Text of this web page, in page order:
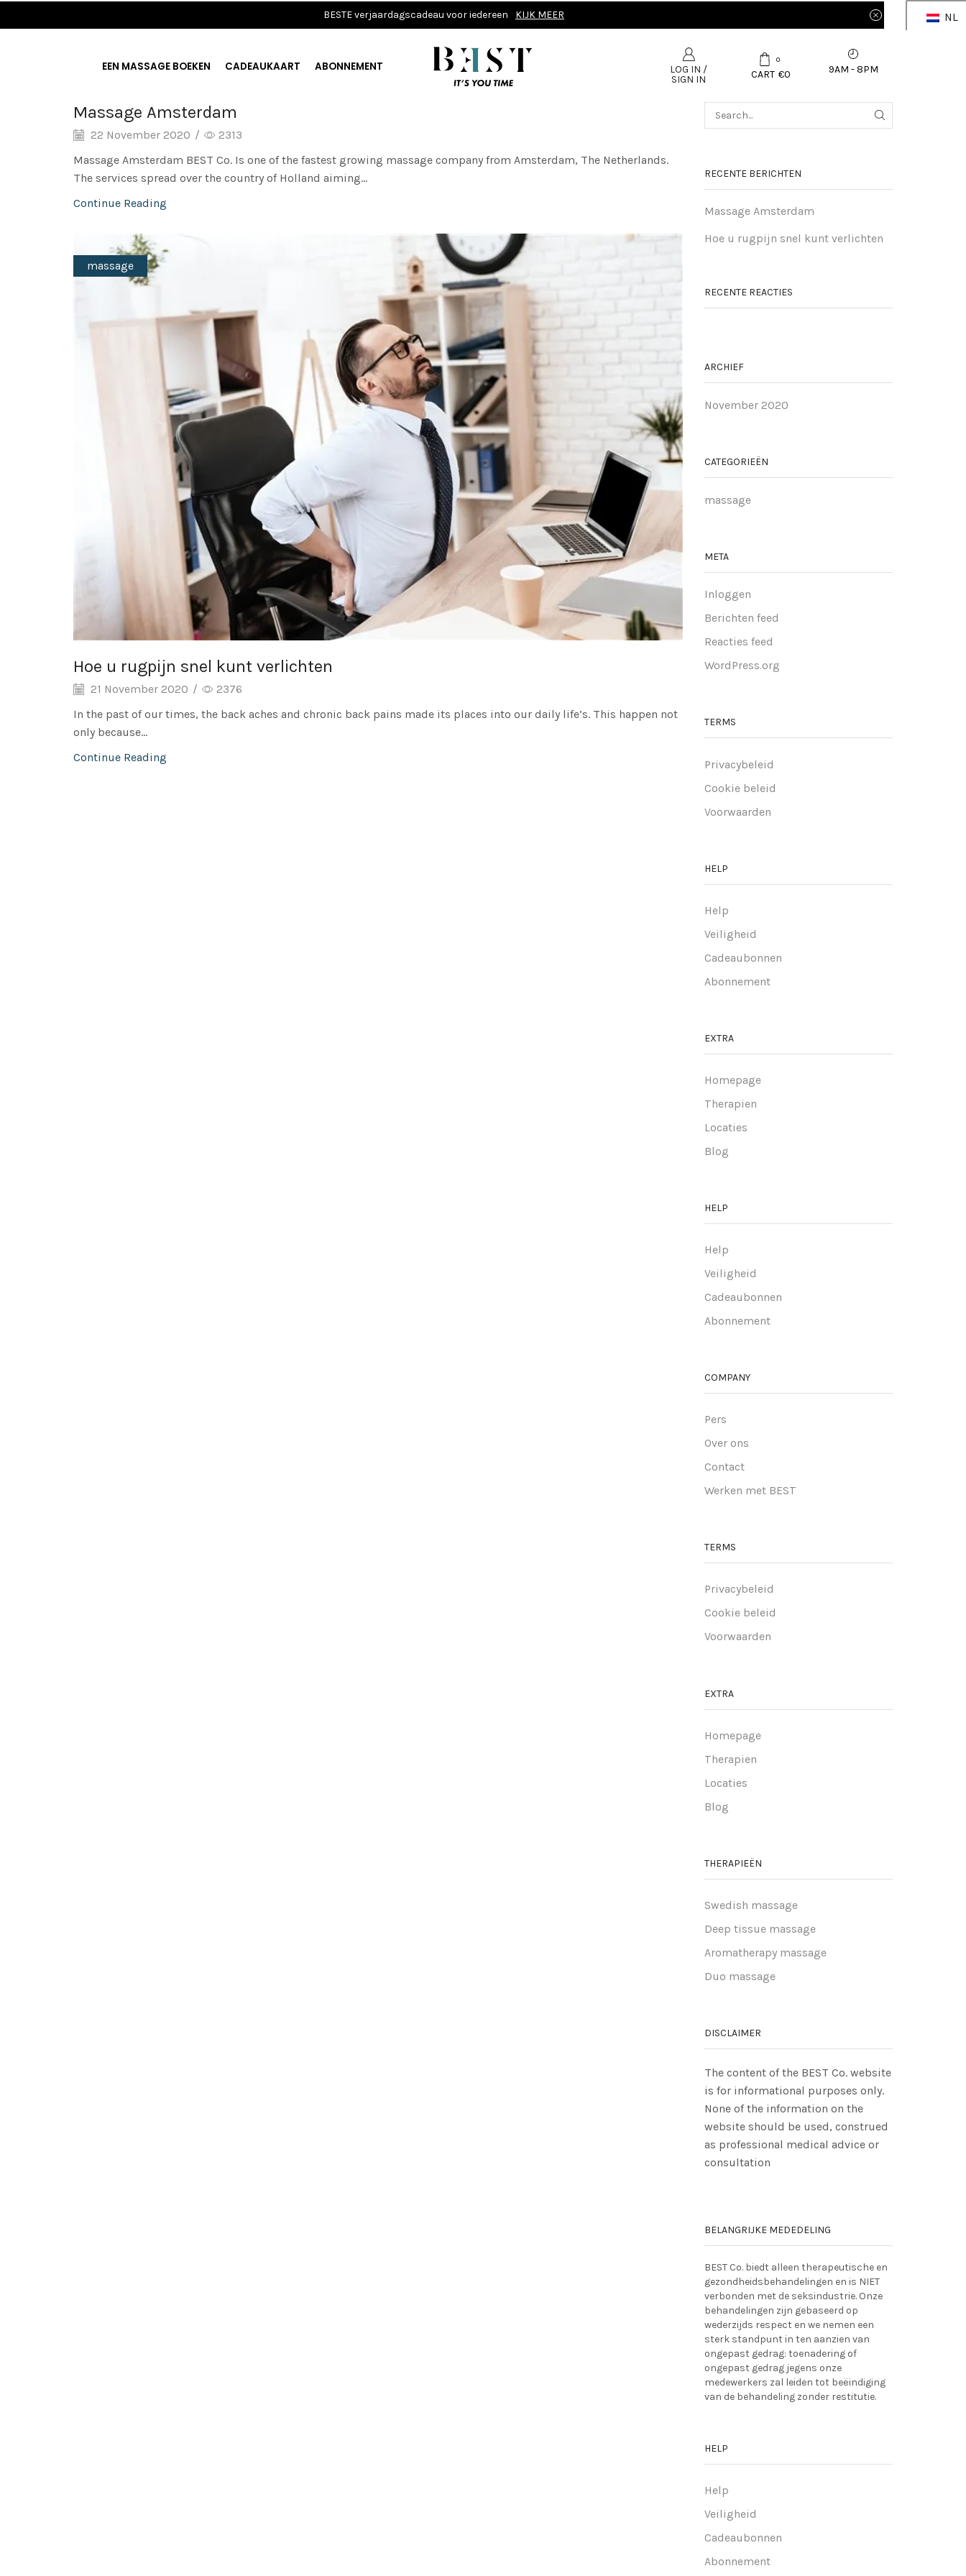
BESTE verjaardagscadeau voor iedereen KIJK MEER NL
EEN MASSAGE BOEKEN CADEAUKAART ABONNEMENT
LOG IN /
SIGN IN
0
CART €0 9AM - 8PM
Massage Amsterdam
22 November 2020 /
2313
Massage Amsterdam BEST Co. Is one of the fastest growing massage company from Amsterdam, The Netherlands.
The services spread over the country of Holland aiming...
Continue Reading
massage
Hoe u rugpijn snel kunt verlichten
21 November 2020 /
2376
In the past of our times, the back aches and chronic back pains made its places into our daily life’s. This happen not
only because...
Continue Reading
RECENTE BERICHTEN
Massage Amsterdam
Hoe u rugpijn snel kunt verlichten
RECENTE REACTIES
ARCHIEF
November 2020
CATEGORIEËN
massage
META
Inloggen
Berichten feed
Reacties feed
WordPress.org
TERMS
Privacybeleid
Cookie beleid
Voorwaarden
HELP
Help
Veiligheid
Cadeaubonnen
Abonnement
EXTRA
Homepage
Therapien
Locaties
Blog
HELP
Help
Veiligheid
Cadeaubonnen
Abonnement
COMPANY
Pers
Over ons
Contact
Werken met BEST
TERMS
Privacybeleid
Cookie beleid
Voorwaarden
EXTRA
Homepage
Therapien
Locaties
Blog
THERAPIEËN
Swedish massage
Deep tissue massage
Aromatherapy massage
Duo massage
DISCLAIMER
The content of the BEST Co. website
is for informational purposes only.
None of the information on the
website should be used, construed
as professional medical advice or
consultation
BELANGRIJKE MEDEDELING
BEST Co. biedt alleen therapeutische en
gezondheidsbehandelingen en is NIET
verbonden met de seksindustrie. Onze
behandelingen zijn gebaseerd op
wederzijds respect en we nemen een
sterk standpunt in ten aanzien van
ongepast gedrag: toenadering of
ongepast gedrag jegens onze
medewerkers zal leiden tot beëindiging
van de behandeling zonder restitutie.
HELP
Help
Veiligheid
Cadeaubonnen
Abonnement